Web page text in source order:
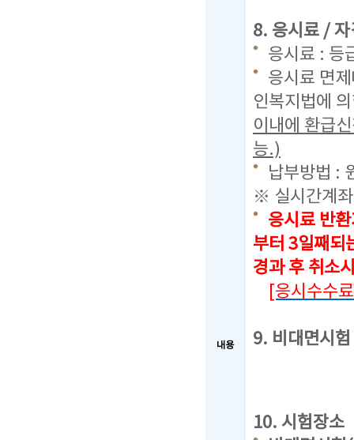
내용
8. 응시료 /
응시료 : 등
응시료 면
인복지법에
이내에 환급
능.)
납부방법 :
※ 실시간계좌
응시료 반
부터 3일째되
경과 후 취소
[응시수수
9. 비대면시
10. 시험장소